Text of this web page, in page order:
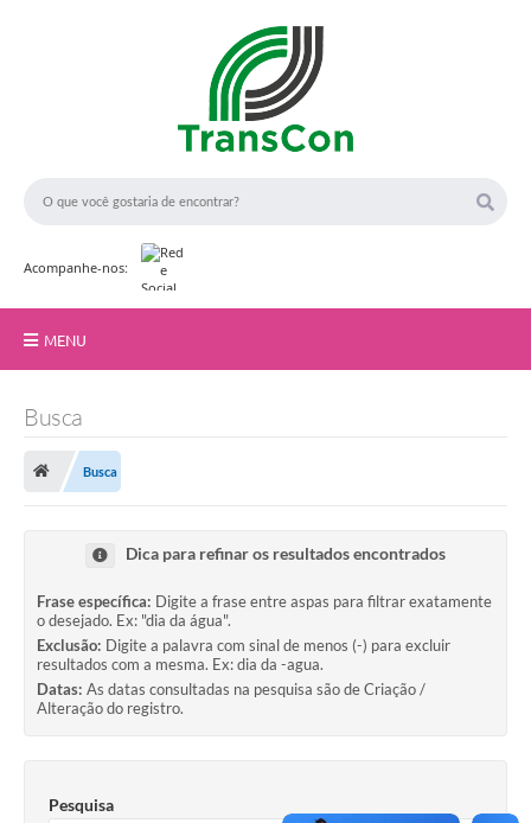
Acompanhe-nos:
MENU
Serviços
Rotativo
Notícias
Transparência
Prefeitura
Busca
Busca
Dica para refinar os resultados encontrados
Frase específica: Digite a frase entre aspas para filtrar exatamente
o desejado. Ex: "dia da água".
Exclusão: Digite a palavra com sinal de menos (-) para excluir
resultados com a mesma. Ex: dia da -agua.
Datas: As datas consultadas na pesquisa são de Criação /
Alteração do registro.
Pesquisa